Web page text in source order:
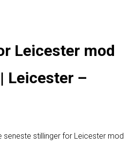
Leicester mod
Leicester –
seneste stillinger for Leicester mod